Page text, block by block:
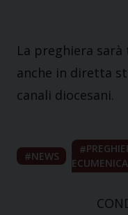
La preghiera sarà
anche in diretta
canali diocesani.
NEWS
ECUMENICA